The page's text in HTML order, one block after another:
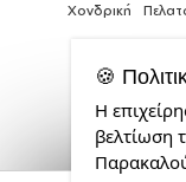
Χονδρική
🍪
Η
βελτίωση